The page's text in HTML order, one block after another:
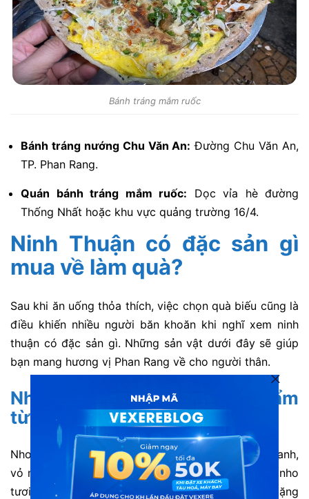
Bánh tráng mắm ruốc
Bánh tráng nướng Chu Văn An: Đường Chu Văn An,
TP. Phan Rang.
Quán bánh tráng mắm ruốc: Dọc vỉa hè đường
Thống Nhất hoặc khu vực quảng trường 16/4.
Ninh Thuận có đặc sản gì
mua về làm quà?
Sau khi ăn uống thỏa thích, việc chọn quà biếu cũng là
điều khiến nhiều người băn khoăn khi nghĩ xem ninh
thuận có đặc sản gì. Những sản vật dưới đây sẽ giúp
bạn mang hương vị Phan Rang về cho người thân.
Nho Ninh Thuận & Các sản phẩm
từ nho
Nho là biểu tượng của vùng đất này với vị ngọt thanh,
vỏ mỏng và rất mọng nước. Bạn có thể chọn mua nho
tươi, mật nho hoặc rượu nho nguyên chất làm quà tặng